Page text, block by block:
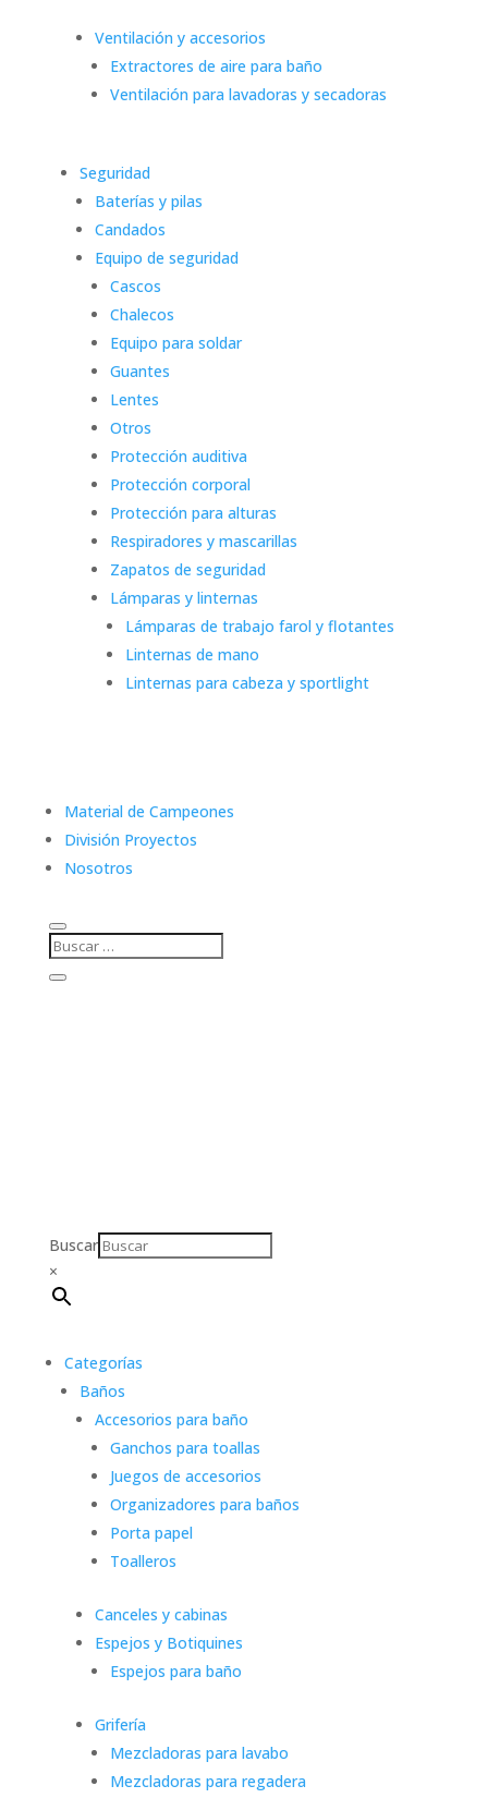
Ventilación y accesorios
Extractores de aire para baño
Ventilación para lavadoras y secadoras
Seguridad
Baterías y pilas
Candados
Equipo de seguridad
Cascos
Chalecos
Equipo para soldar
Guantes
Lentes
Otros
Protección auditiva
Protección corporal
Protección para alturas
Respiradores y mascarillas
Zapatos de seguridad
Lámparas y linternas
Lámparas de trabajo farol y flotantes
Linternas de mano
Linternas para cabeza y sportlight
Material de Campeones
División Proyectos
Nosotros
Buscar
×
Categorías
Baños
Accesorios para baño
Ganchos para toallas
Juegos de accesorios
Organizadores para baños
Porta papel
Toalleros
Canceles y cabinas
Espejos y Botiquines
Espejos para baño
Grifería
Mezcladoras para lavabo
Mezcladoras para regadera